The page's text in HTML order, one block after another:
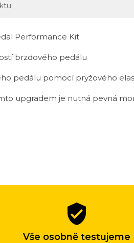
Performance Kit
brzdového pedálu
pedálu pomocí pryžového
upgradem je nutná pevná
verified_user
Vše osobně testujeme